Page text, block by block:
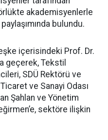
akademisyenlerle
bulundu.
içerisindeki Prof. Dr.
geçerek, Tekstil
SDÜ Rektörü ve
ve Sanayi Odası
Şahlan ve Yönetim
sektöre ilişkin